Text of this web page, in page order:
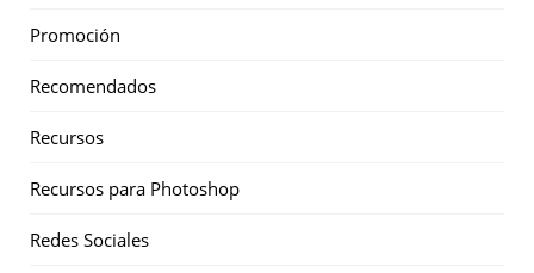
Promoción
Recomendados
Recursos
Recursos para Photoshop
Redes Sociales